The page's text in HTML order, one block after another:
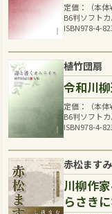
定価：（本体
B6判ソフト
ISBN978-4-
植竹団扇
令和川
定価：（本体
B6判ソフト
ISBN978-4-
赤松ますみ
川柳作
らさき